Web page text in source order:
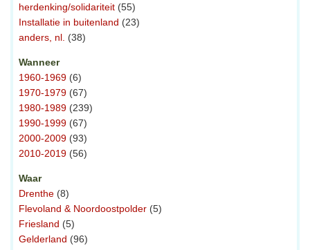
herdenking/solidariteit (55)
Installatie in buitenland (23)
anders, nl. (38)
Wanneer
1960-1969 (6)
1970-1979 (67)
1980-1989 (239)
1990-1999 (67)
2000-2009 (93)
2010-2019 (56)
Waar
Drenthe (8)
Flevoland & Noordoostpolder (5)
Friesland (5)
Gelderland (96)